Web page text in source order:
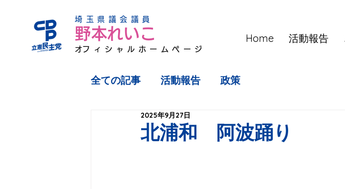
埼玉県議会議員
​オフィシャルホームページ
野本れいこ Home 活動報告
全ての記事 活動報告 政策
北浦和 阿波踊り
2025年9月27日